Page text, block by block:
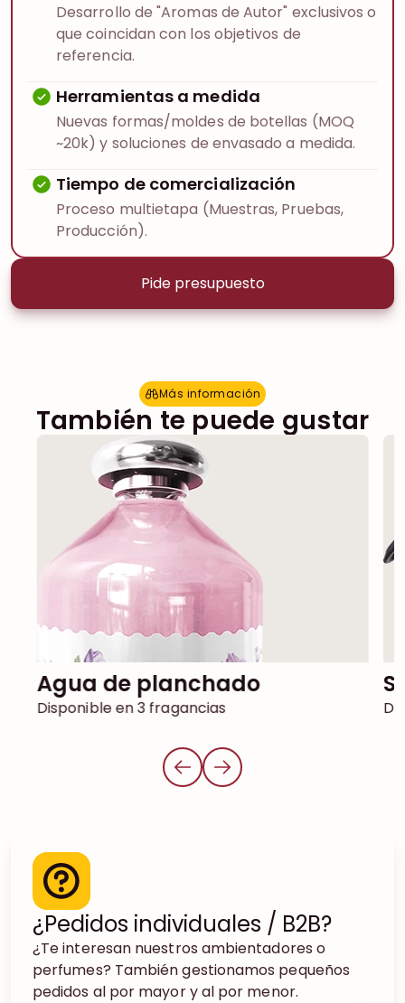
Desarrollo de "Aromas de Autor" exclusivos o
que coincidan con los objetivos de
referencia.
Herramientas a medida
Nuevas formas/moldes de botellas (MOQ
~20k) y soluciones de envasado a medida.
Tiempo de comercialización
Proceso multietapa (Muestras, Pruebas,
Producción).
Pide presupuesto
Más información
Más información
También te puede gustar
Agua de planchado
Disponible en 3 fragancias
¿Pedidos individuales / B2B?
¿Te interesan nuestros ambientadores o
perfumes? También gestionamos pequeños
pedidos al por mayor y al por menor.